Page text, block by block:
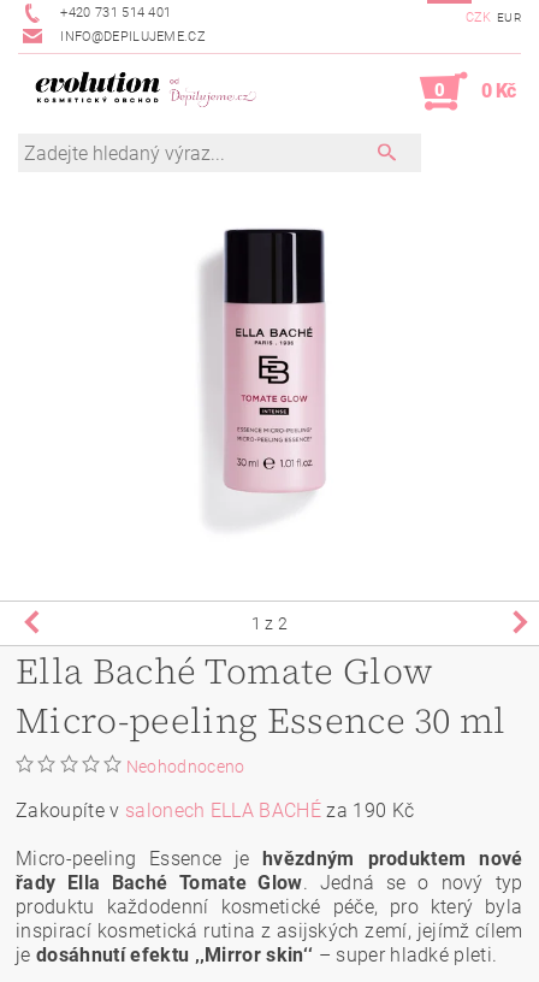
+420 731 514 401
INFO@DEPILUJEME.CZ
CZK EUR
0 0 Kč
1 z 2
Ella Baché Tomate Glow
Micro-peeling Essence 30 ml
Neohodnoceno
Zakoupíte v salonech ELLA BACHÉ za 190 Kč
Micro-peeling Essence jehvězdným produktem nové
řady Ella Baché Tomate Glow. Jedná se o nový typ
produktu každodenní kosmetické péče, pro který byla
inspirací kosmetická rutina z asijských zemí, jejímž cílem
jedosáhnutí efektu ‚‚Mirror skin‘‘ – super hladké pleti.